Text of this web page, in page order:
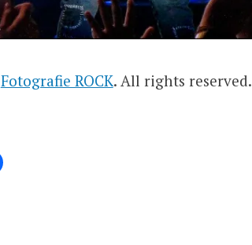
Fotografie ROCK. All rights reserved.